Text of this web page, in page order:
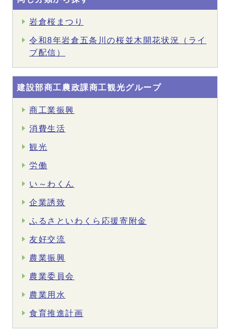
岩倉桜まつり
令和8年岩倉五条川の桜並木開花状況（ライ
ブ配信）
建設部商工農政課商工観光グループ
商工業振興
消費生活
観光
労働
い～わくん
企業誘致
ふるさといわくら応援寄附金
友好交流
農業振興
農業委員会
農業用水
食育推進計画